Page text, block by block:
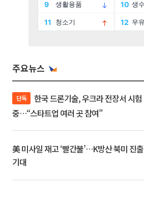
주요뉴스
단독
중…“스타트업 여러 곳 참여”
美 미사일 재고 ‘빨간불’…K방산 북미 진출
기대